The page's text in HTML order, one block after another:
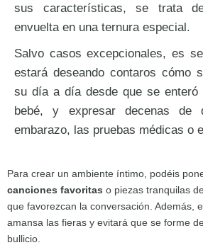
sus características, se trata
envuelta en una ternura especial.
Salvo casos excepcionales, es
estará deseando contaros cómo
su día a día desde que se enteró
bebé, y expresar decenas de
embarazo, las pruebas médicas o
Para crear un ambiente íntimo, podéis
canciones favoritas o piezas tranquilas
que favorezcan la conversación. Además,
amansa las fieras y evitará que se forme
bullicio.